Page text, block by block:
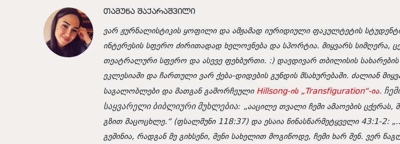
ᲗᲐᲛᲣᲜᲐ ᲨᲐᲥᲐᲠᲐᲨᲕᲘᲚᲘ
ვარ ჟურნალისტიკის ყოფილი და ამჟამად იურიდიული ფაკულტეტის
ინტერესის სფერო ძირითადად ხელოვნება და სპორტია. მიყვარს სიმღერა,
თეატრალური სფერო და ასევე ფეხბურთი. :) დავდივარ თბილისის სახარების
ეკლესიაში და ჩართული ვარ ქება-დიდების გუნდის მსახურებაში. ძალიან
საგალობლები და მათგან გამორჩეულიHillsong-ის „Transfiguration“-ია.
საყვარელი ბიბლიური მუხლებია: „ააცილე თვალი ჩემი ამაოების ცქერას,
გზით მაცოცხლე.“(ფსალმუნი 118:37) და ესაია წინასწარმეტყველი 43:1-2:
გეშინია, რადგან მე გიხსენი, შენი სახელით მოგიწოდე, ჩემი ხარ შენ. ვერ